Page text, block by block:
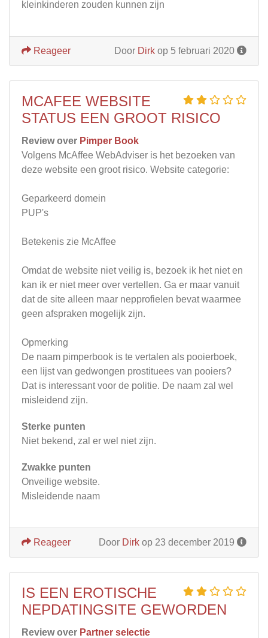
kleinkinderen zouden kunnen zijn
Door Dirk op 5 februari 2020
Reageer
MCAFEE WEBSITE
STATUS EEN GROOT RISICO
Review over Pimper Book
Volgens McAffee WebAdviser is het bezoeken van
deze website een groot risico. Website categorie:
Geparkeerd domein
PUP's
Betekenis zie McAffee
Omdat de website niet veilig is, bezoek ik het niet en
kan ik er niet meer over vertellen. Ga er maar vanuit
dat de site alleen maar nepprofielen bevat waarmee
geen afspraken mogelijk zijn.
Opmerking
De naam pimperbook is te vertalen als pooierboek,
een lijst van gedwongen prostituees van pooiers?
Dat is interessant voor de politie. De naam zal wel
misleidend zijn.
Sterke punten
Niet bekend, zal er wel niet zijn.
Zwakke punten
Onveilige website.
Misleidende naam
Door Dirk op 23 december 2019
Reageer
IS EEN EROTISCHE
NEPDATINGSITE GEWORDEN
Review over Partner selectie